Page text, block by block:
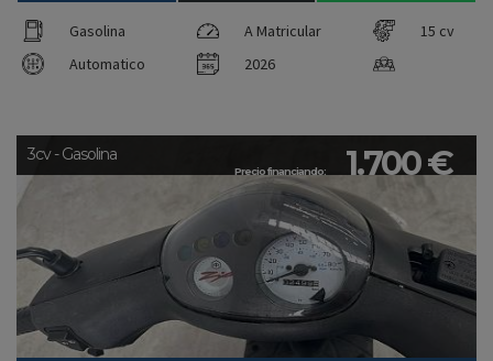
Gasolina A Matricular
15 cv
Automatico
2026
Precio financiando: 1.700 €
3cv - Gasolina